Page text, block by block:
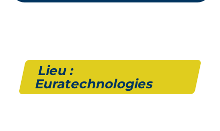
Lieu :
Euratechnologies